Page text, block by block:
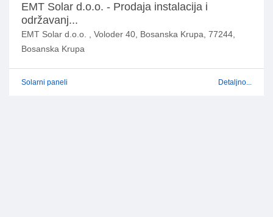
EMT Solar d.o.o. - Prodaja instalacija i
održavanj...
EMT Solar d.o.o. , Voloder 40, Bosanska Krupa, 77244,
Bosanska Krupa
Solarni paneli Detaljno...